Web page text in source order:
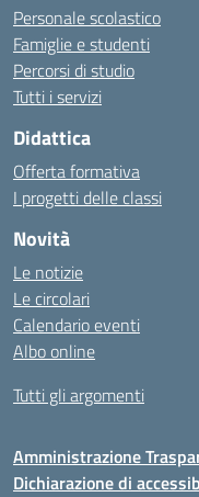
Personale scolastico
Famiglie e studenti
Percorsi di studio
Tutti i servizi
Didattica
Offerta formativa
I progetti delle classi
Novità
Le notizie
Le circolari
Calendario eventi
Albo online
Tutti gli argomenti
Amministrazione
Dichiarazione di